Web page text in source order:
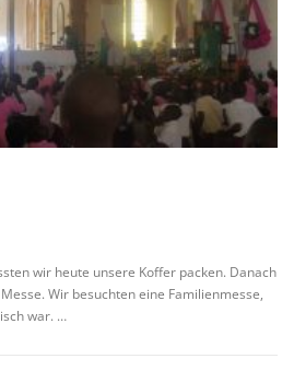
wir heute unsere Koffer packen. Danach
Wir besuchten eine Familienmesse,
war. …